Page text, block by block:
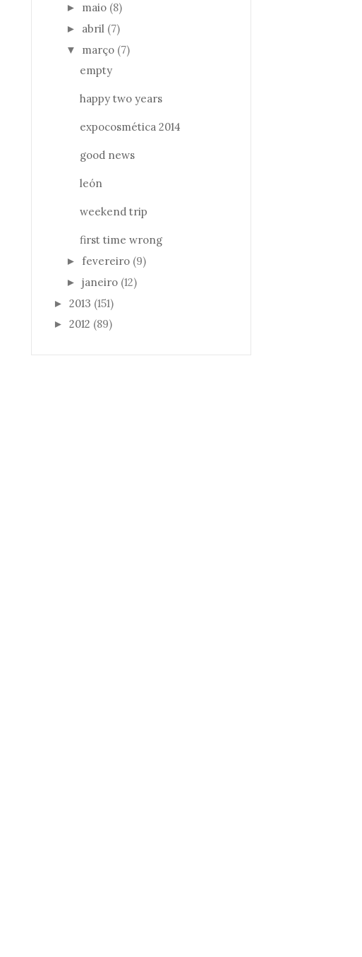
► maio (8)
► abril (7)
▼ março (7)
empty
happy two years
expocosmética 2014
good news
león
weekend trip
first time wrong
► fevereiro (9)
► janeiro (12)
► 2013 (151)
► 2012 (89)